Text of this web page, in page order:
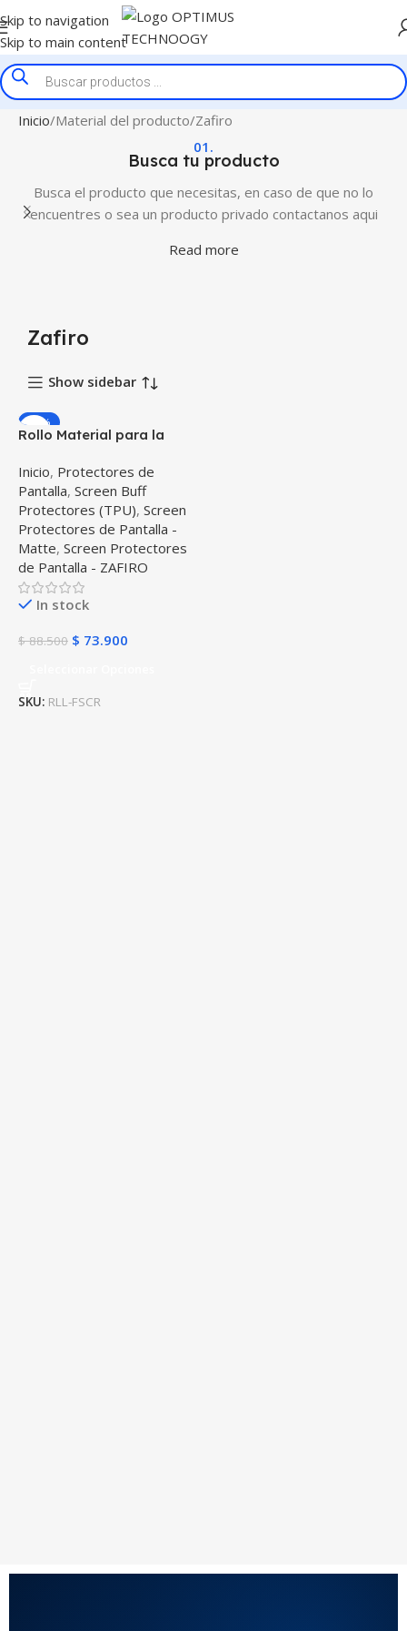
Skip to navigation
Skip to main content
Inicio Material del producto Zafiro
01.
Busca tu producto
Busca el producto que necesitas, en caso de que no lo
encuentres o sea un producto privado contactanos aqui
Read more
Zafiro
Show sidebar
-16%
Rollo Material para la
Screen protectores de
pantalla 19x100cm Zafiro
/ Mate Anti Huella
Inicio, Protectores de
Pantalla, Screen Buff
Protectores (TPU), Screen
Protectores de Pantalla -
Matte, Screen Protectores
de Pantalla - ZAFIRO
In stock
$88.500 $ 73.900
SKU: RLL-FSCR